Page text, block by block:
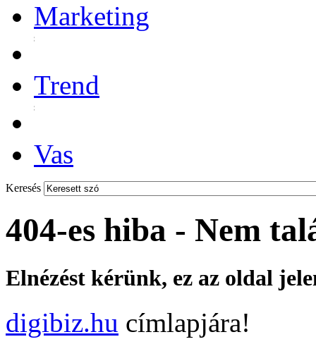
Marketing
Trend
Vas
Keresés
404-es hiba - Nem
Elnézést kérünk, ez az oldal
digibiz.hu címlapjára!